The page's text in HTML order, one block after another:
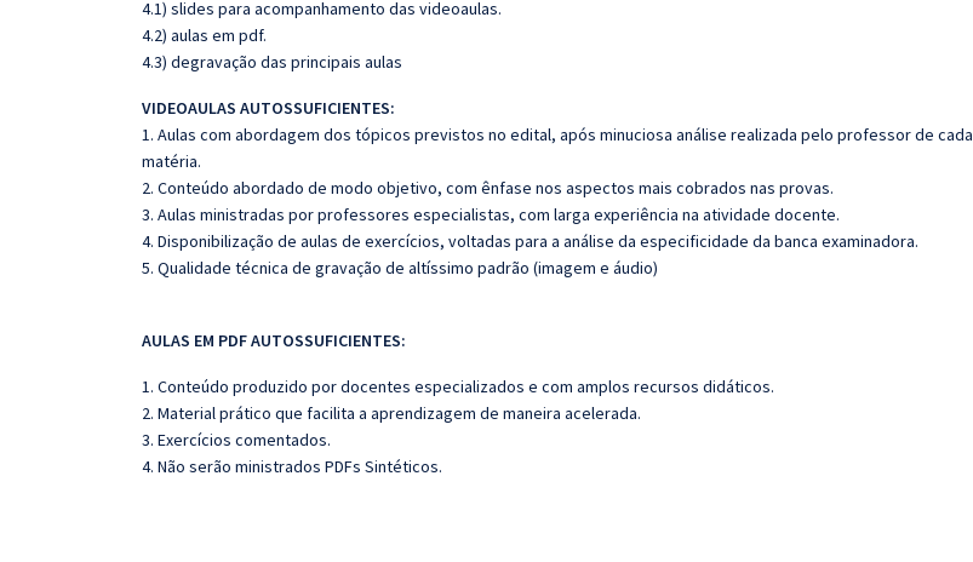
4.1) slides para acompanhamento das videoaulas.
4.2) aulas em pdf.
4.3) degravação das principais aulas
VIDEOAULAS AUTOSSUFICIENTES:
1. Aulas com abordagem dos tópicos previstos no edital, após minuciosa análise realizada pelo professor de cada
matéria.
2. Conteúdo abordado de modo objetivo, com ênfase nos aspectos mais cobrados nas provas.
3. Aulas ministradas por professores especialistas, com larga experiência na atividade docente.
4. Disponibilização de aulas de exercícios, voltadas para a análise da especificidade da banca examinadora.
5. Qualidade técnica de gravação de altíssimo padrão (imagem e áudio)
AULAS EM PDF AUTOSSUFICIENTES:
1. Conteúdo produzido por docentes especializados e com amplos recursos didáticos.
2. Material prático que facilita a aprendizagem de maneira acelerada.
3. Exercícios comentados.
4. Não serão ministrados PDFs Sintéticos.